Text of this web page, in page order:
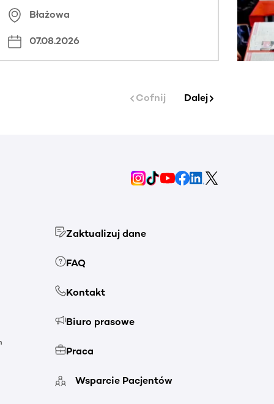
Błażowa
07.08.2026
Cofnij Dalej
Zaktualizuj dane
FAQ
Kontakt
Biuro prasowe
Praca
Wsparcie Pacjentów